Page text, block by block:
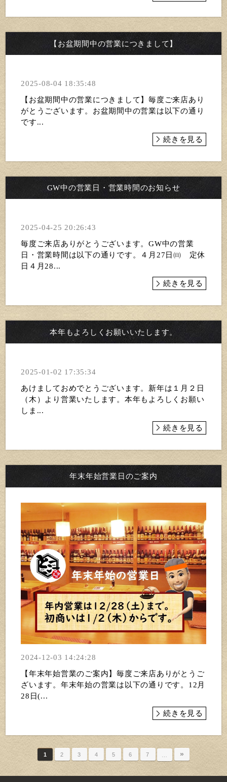
【お盆期間中の営業につきまして】
2025-08-04 18:35:48
【お盆期間中の営業につきまして】毎度ご来店あり
がとうございます。お盆期間中の営業は以下の通り
です...
続きを見る
GW中の営業日・営業時間のお知らせ
2025-04-25 20:26:43
毎度ご来店ありがとうございます。GW中の営業
日・営業時間は以下の通りです。４月27日㈰ 定休
日４月28...
続きを見る
本年もよろしくお願いいたします。
2025-01-02 17:35:34
あけましておめでとうございます。新年は１月２日
（木）より営業いたします。本年もよろしくお願い
しま...
続きを見る
年末年始営業日のご案内
2024-12-03 14:24:28
【年末年始営業のご案内】毎度ご来店ありがとうご
ざいます。年末年始の営業は以下の通りです。12月
28日(...
続きを見る
1 2 3 4 5 6 7 »